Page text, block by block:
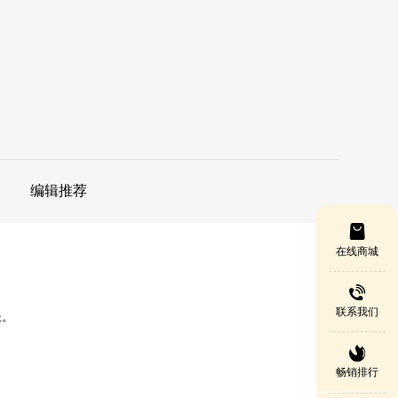
在线商城
联系我们
畅销排行
编辑推荐